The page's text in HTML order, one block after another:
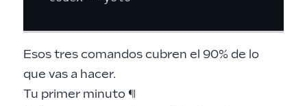
Esos tres comandos cubren el 90% de lo
que vas a hacer.
Tu primer minuto ¶